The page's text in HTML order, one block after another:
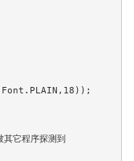
它程序探测到